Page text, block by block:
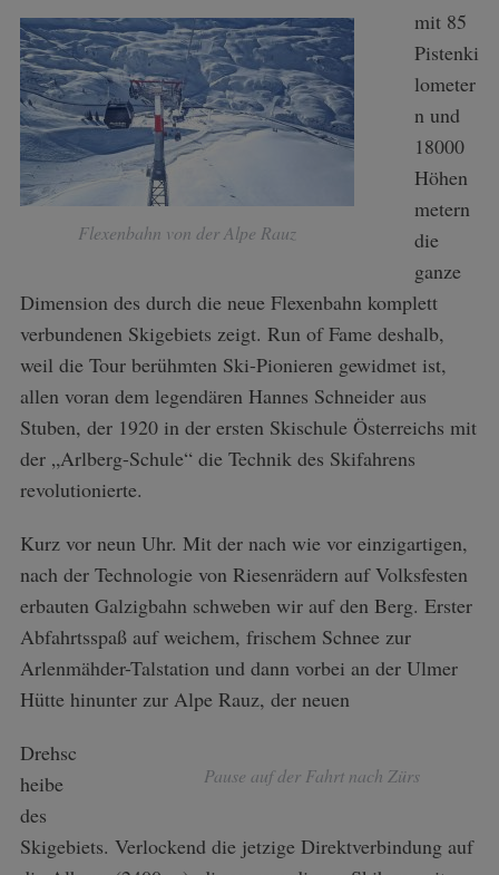
Flexenbahn von der Alpe Rauz
mit 85
Pistenki
lometer
n und
18000
Höhen
metern
die
ganze
Dimension des durch die neue Flexenbahn komplett
verbundenen Skigebiets zeigt. Run of Fame deshalb,
weil die Tour berühmten Ski-Pionieren gewidmet ist,
allen voran dem legendären Hannes Schneider aus
Stuben, der 1920 in der ersten Skischule Österreichs mit
der „Arlberg-Schule“ die Technik des Skifahrens
revolutionierte.
Kurz vor neun Uhr. Mit der nach wie vor einzigartigen,
nach der Technologie von Riesenrädern auf Volksfesten
erbauten Galzigbahn schweben wir auf den Berg. Erster
Abfahrtsspaß auf weichem, frischem Schnee zur
Arlenmähder-Talstation und dann vorbei an der Ulmer
Hütte hinunter zur Alpe Rauz, der neuen
Pause auf der Fahrt nach Zürs
Drehsc
heibe
des
Skigebiets. Verlockend die jetzige Direktverbindung auf